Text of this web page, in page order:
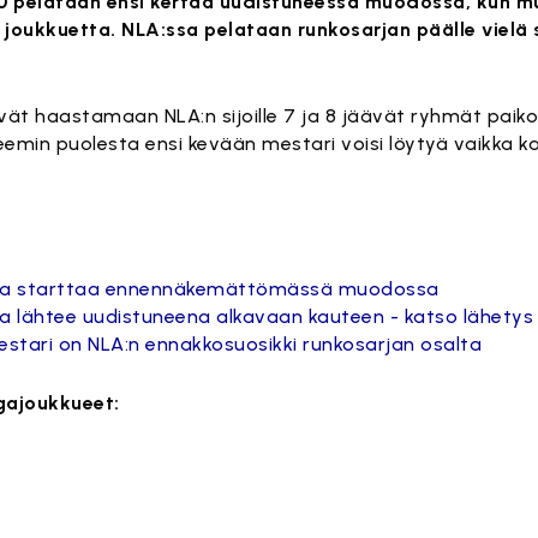
NLA:ssa pelataan runkosarjan päälle
haastamaan NLA:n sijoille 7 ja 8 jäävät ryhmät
puolesta ensi kevään mestari voisi löytyä vaikka
starttaa ennennäkemättömässä muodossa
lähtee uudistuneena alkavaan kauteen - katso lähetys
on NLA:n ennakkosuosikki runkosarjan osalta